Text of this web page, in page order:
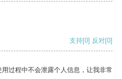
支持[0] 反对[0]
过程中不会泄露个人信息，让我非常